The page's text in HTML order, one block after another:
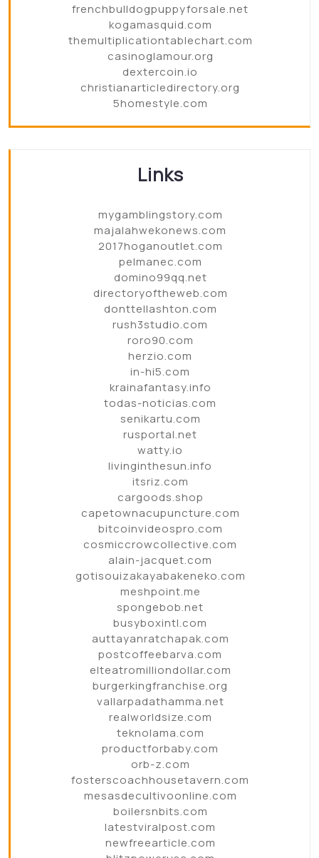
frenchbulldogpuppyforsale.net
kogamasquid.com
themultiplicationtablechart.com
casinoglamour.org
dextercoin.io
christianarticledirectory.org
5homestyle.com
Links
mygamblingstory.com
majalahwekonews.com
2017hoganoutlet.com
pelmanec.com
domino99qq.net
directoryoftheweb.com
donttellashton.com
rush3studio.com
roro90.com
herzio.com
in-hi5.com
krainafantasy.info
todas-noticias.com
senikartu.com
rusportal.net
watty.io
livinginthesun.info
itsriz.com
cargoods.shop
capetownacupuncture.com
bitcoinvideospro.com
cosmiccrowcollective.com
alain-jacquet.com
gotisouizakayabakeneko.com
meshpoint.me
spongebob.net
busyboxintl.com
auttayanratchapak.com
postcoffeebarva.com
elteatromilliondollar.com
burgerkingfranchise.org
vallarpadathamma.net
realworldsize.com
teknolama.com
productforbaby.com
orb-z.com
fosterscoachhousetavern.com
mesasdecultivoonline.com
boilersnbits.com
latestviralpost.com
newfreearticle.com